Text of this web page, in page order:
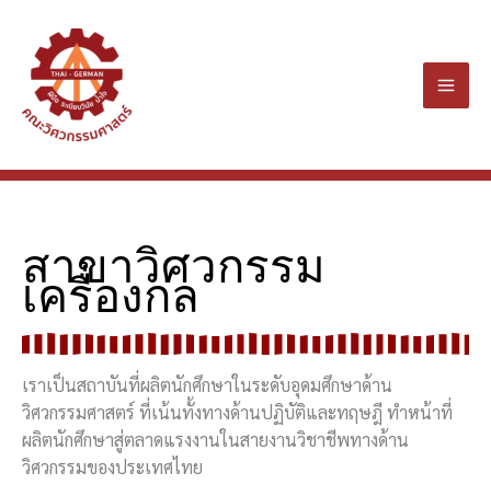
content
สาขาวิศวกรรม
เครื่องกล
เราเป็นสถาบันที่ผลิตนักศึกษาในระดับอุดมศึกษาด้าน
วิศวกรรมศาสตร์ ที่เน้นทั้งทางด้านปฏิบัติและทฤษฎี ทำหน้าที่
ผลิตนักศึกษาสู่ตลาดแรงงานในสายงานวิชาชีพทางด้าน
วิศวกรรมของประเทศไทย